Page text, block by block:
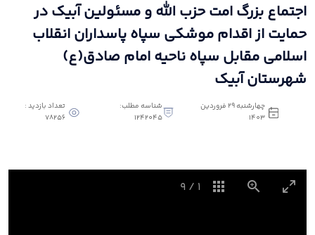
اجتماع بزرگ امت حزب الله و مسئولین آبیک در
حمایت از اقدام موشکی سپاه پاسداران انقلاب
اسلامی مقابل سپاه ناحیه امام صادق(ع)
شهرستان آبیک
چهارشنبه 29 فروردین
1403
شناسه مطلب:
1242045
تعداد بازدید :
78256
1
/
9